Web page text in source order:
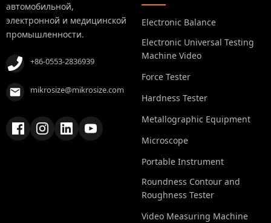
автомобильной,
электронной и медицинской
промышленности.
+86-0553-2836939
mikrosize@mikrosize.com
Electronic Balance
Electronic Universal Testing
Machine Video
Force Tester
Hardness Tester
Metallographic Equipment
Microscope
Portable Instrument
Roundness Contour and
Roughness Tester
Video Measuring Machine